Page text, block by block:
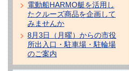
電動船HARMO艇を活用し
たクルーズ商品を企画して
みませんか
8月3日（月曜）からの市役
所出入口・駐車場・駐輪場
のご案内